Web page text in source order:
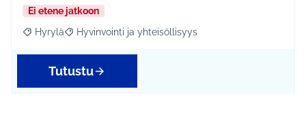
Ei etene jatkoon
Rajaa tulokset aihepiirin mukaan: Hyrylä
Hyrylä Rajaa tulokset teeman mukaan: Hyvinvointi ja
Hyvinvointi ja yhteisöllisyys
Tutustu